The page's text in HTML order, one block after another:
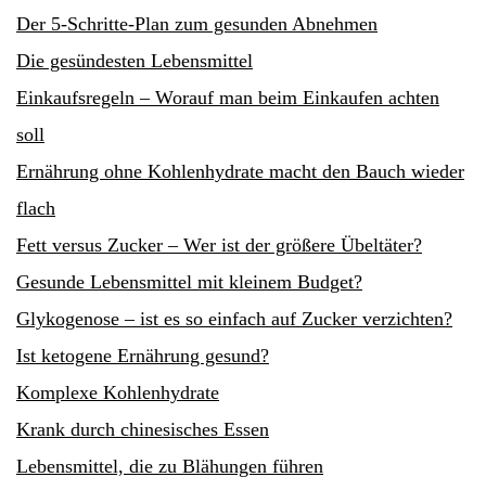
Der 5-Schritte-Plan zum gesunden Abnehmen
Die gesündesten Lebensmittel
Einkaufsregeln – Worauf man beim Einkaufen achten
soll
Ernährung ohne Kohlenhydrate macht den Bauch wieder
flach
Fett versus Zucker – Wer ist der größere Übeltäter?
Gesunde Lebensmittel mit kleinem Budget?
Glykogenose – ist es so einfach auf Zucker verzichten?
Ist ketogene Ernährung gesund?
Komplexe Kohlenhydrate
Krank durch chinesisches Essen
Lebensmittel, die zu Blähungen führen